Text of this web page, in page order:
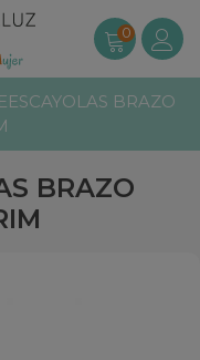
0
BRAZO
BRAZO